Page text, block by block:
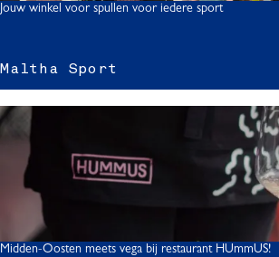
Maltha Sport
Jouw winkel voor spullen voor iedere sport
Midden-Oosten meets vega bij restaurant HUmmUS!